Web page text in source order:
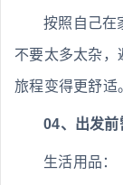
按照自己在
不要太多太杂，
旅程变得更舒适
04、出发前
生活用品：